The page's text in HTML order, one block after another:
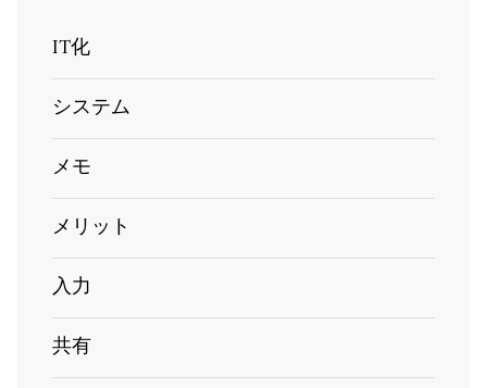
IT化
システム
メモ
メリット
入力
共有